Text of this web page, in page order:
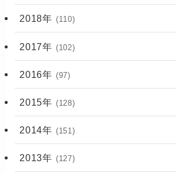
2018年 (110)
2017年 (102)
2016年 (97)
2015年 (128)
2014年 (151)
2013年 (127)